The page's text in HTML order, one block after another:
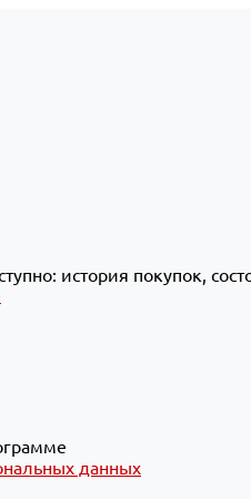
история покупок,
данных